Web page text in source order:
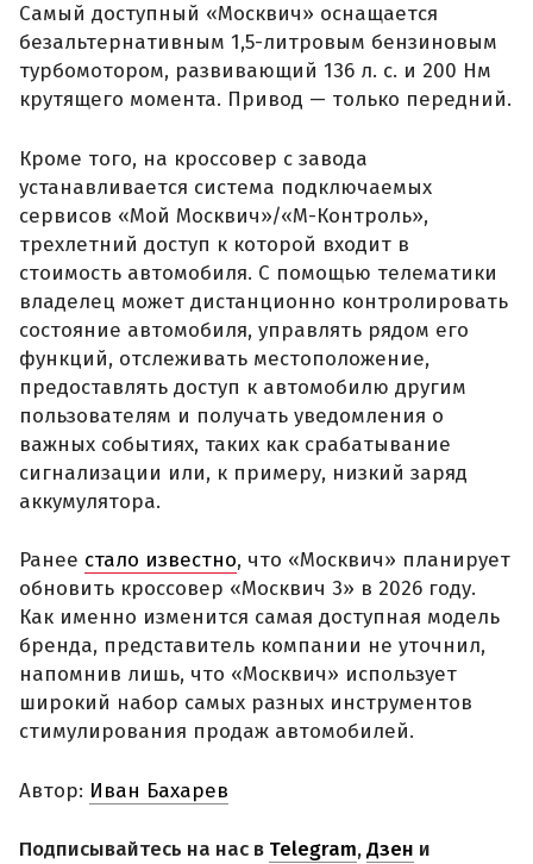
Самый доступный «Москвич» оснащается
безальтернативным 1,5-литровым бензиновым
турбомотором, развивающий 136 л. с. и 200 Нм
крутящего момента. Привод — только передний.
Кроме того, на кроссовер с завода
устанавливается система подключаемых
сервисов «Мой Москвич»/«М-Контроль»,
трехлетний доступ к которой входит в
стоимость автомобиля. С помощью телематики
владелец может дистанционно контролировать
состояние автомобиля, управлять рядом его
функций, отслеживать местоположение,
предоставлять доступ к автомобилю другим
пользователям и получать уведомления о
важных событиях, таких как срабатывание
сигнализации или, к примеру, низкий заряд
аккумулятора.
Ранее стало известно, что «Москвич» планирует
обновить кроссовер «Москвич 3» в 2026 году.
Как именно изменится самая доступная модель
бренда, представитель компании не уточнил,
напомнив лишь, что «Москвич» использует
широкий набор самых разных инструментов
стимулирования продаж автомобилей.
Автор: Иван Бахарев
Подписывайтесь на нас в Telegram,Дзен и